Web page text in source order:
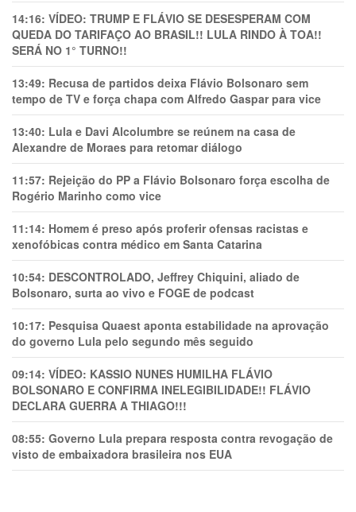
14:16: VÍDEO: TRUMP E FLÁVIO SE DESESPERAM COM
QUEDA DO TARIFAÇO AO BRASIL!! LULA RINDO À TOA!!
SERÁ NO 1° TURNO!!
13:49: Recusa de partidos deixa Flávio Bolsonaro sem
tempo de TV e força chapa com Alfredo Gaspar para vice
13:40: Lula e Davi Alcolumbre se reúnem na casa de
Alexandre de Moraes para retomar diálogo
11:57: Rejeição do PP a Flávio Bolsonaro força escolha de
Rogério Marinho como vice
11:14: Homem é preso após proferir ofensas racistas e
xenofóbicas contra médico em Santa Catarina
10:54: DESCONTROLADO, Jeffrey Chiquini, aliado de
Bolsonaro, surta ao vivo e FOGE de podcast
10:17: Pesquisa Quaest aponta estabilidade na aprovação
do governo Lula pelo segundo mês seguido
09:14: VÍDEO: KASSIO NUNES HUMlLHA FLÁVIO
BOLSONARO E CONFIRMA INELEGIBILIDADE!! FLÁVIO
DECLARA GUERRA A THIAGO!!!
08:55: Governo Lula prepara resposta contra revogação de
visto de embaixadora brasileira nos EUA